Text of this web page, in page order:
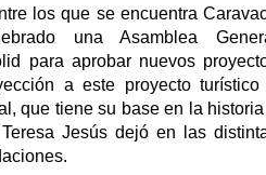
los que se encuentra
una Asamblea
para aprobar nuevos
a este proyecto
que tiene su base en la
Jesús dejó en las